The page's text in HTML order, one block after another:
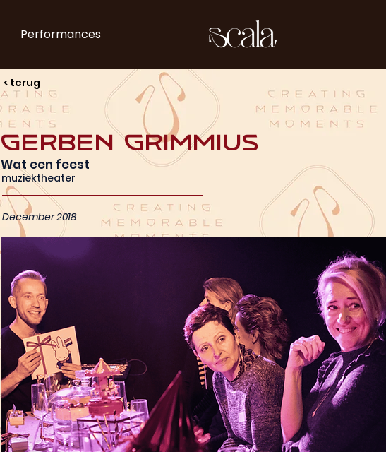
Performances
< terug
muziektheater
Gerben Grimmius
Wat een feest
December 2018